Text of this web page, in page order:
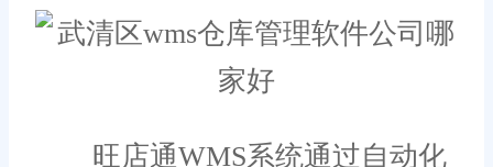
旺店通WMS系统通过自动化